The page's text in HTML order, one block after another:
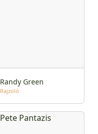
Randy Green
Rajzoló